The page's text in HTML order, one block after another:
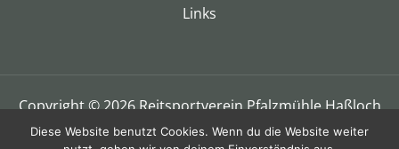
Links
Copyright © 2026 Reitsportverein Pfalzmühle Haßloch
e.V. Blaul
Diese Website benutzt Cookies. Wenn du die Website weiter